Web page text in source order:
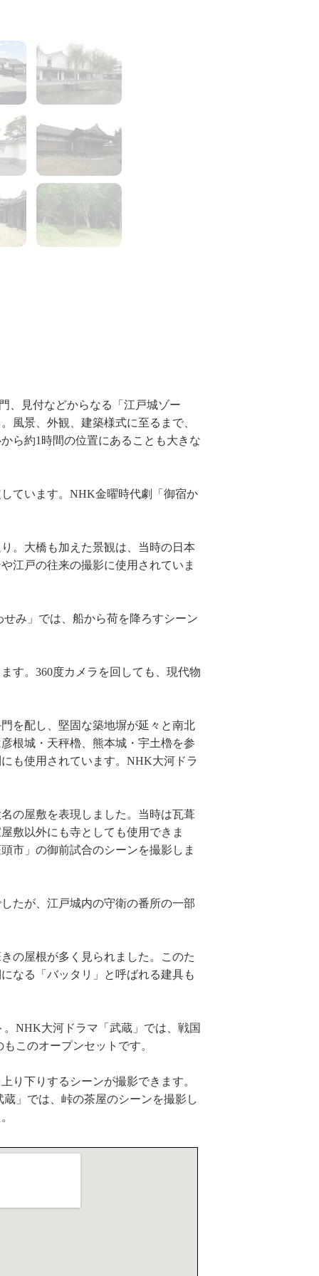
3 4
9 10
16
、見付などからなる「江戸城ゾー
風景、外観、建築様式に至るまで、
ら約1時間の位置にあることも大きな
ています。NHK金曜時代劇「御宿か
。大橋も加えた景観は、当時の日本
江戸の往来の撮影に使用されていま
み」では、船から荷を降ろすシーン
す。360度カメラを回しても、現代物
を配し、堅固な築地塀が延々と南北
根城・天秤櫓、熊本城・宇土櫓を参
も使用されています。NHK大河ドラ
の屋敷を表現しました。当時は瓦葺
敷以外にも寺としても使用できま
市」の御前試合のシーンを撮影しま
たが、江戸城内の守衛の番所の一部
の屋根が多く見られました。このた
なる「バッタリ」と呼ばれる建具も
NHK大河ドラマ「武蔵」では、戦国
このオープンセットです。
り下りするシーンが撮影できます。
」では、峠の茶屋のシーンを撮影し